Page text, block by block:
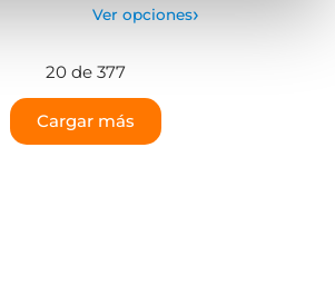
Ver opciones›
20 de 377
Cargar más